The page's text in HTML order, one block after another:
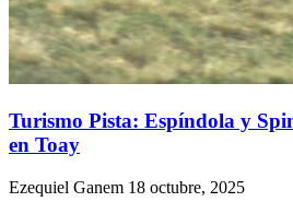
Turismo Pista: Espíndola y
en Toay
Ezequiel Ganem 18 octubre, 2025